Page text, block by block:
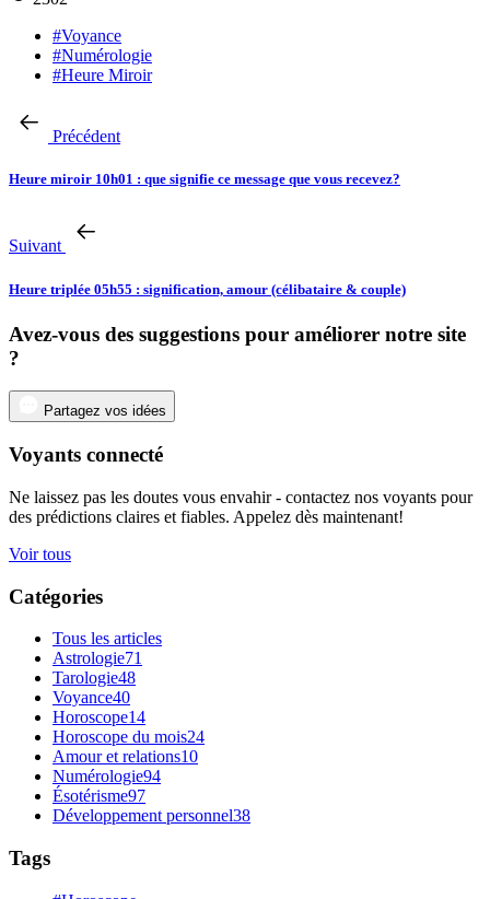
#Voyance
#Numérologie
#Heure Miroir
Précédent
Heure miroir 10h01 : que signifie ce message que vous recevez?
Suivant
Heure triplée 05h55 : signification, amour (célibataire & couple)
Avez-vous des suggestions pour améliorer notre site
?
Partagez vos idées
Voyants connecté
Ne laissez pas les doutes vous envahir - contactez nos voyants pour
des prédictions claires et fiables. Appelez dès maintenant!
Voir tous
Catégories
Tous les articles
Astrologie71
Tarologie48
Voyance40
Horoscope14
Horoscope du mois24
Amour et relations10
Numérologie94
Ésotérisme97
Développement personnel38
Tags